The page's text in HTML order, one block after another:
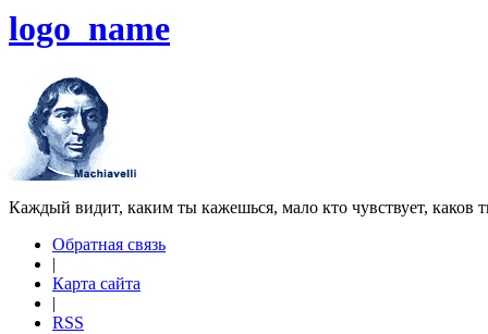
logo_name
Каждый видит, каким ты кажешься, мало кто чувствует, каков
Обратная связь
|
Карта сайта
|
RSS